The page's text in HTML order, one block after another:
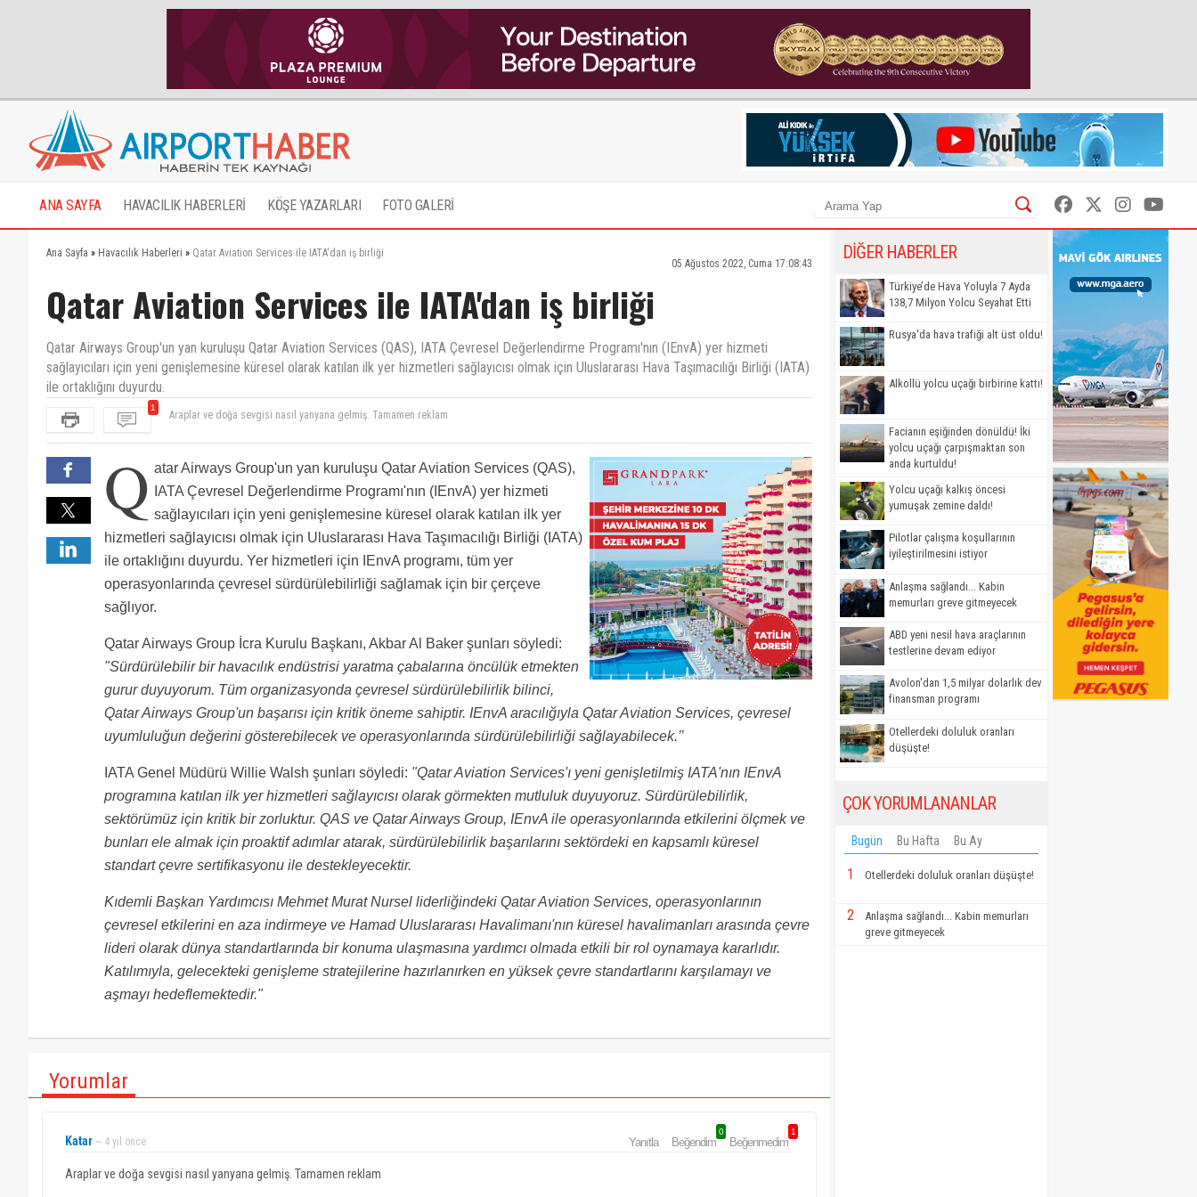
ANA SAYFA HAVACILIK HABERLERİ KÖŞE YAZARLARI FOTO GALERİ
Ana Sayfa » Havacılık Haberleri » Qatar Aviation Services ile IATA'dan iş birliği
05 Ağustos 2022, Cuma 17:08:43
Qatar Aviation Services ile IATA'dan iş birliği
Qatar Airways Group'un yan kuruluşu Qatar Aviation Services (QAS), IATA Çevresel Değerlendirme Programı'nın (IEnvA) yer hizmeti
sağlayıcıları için yeni genişlemesine küresel olarak katılan ilk yer hizmetleri sağlayıcısı olmak için Uluslararası Hava Taşımacılığı Birliği (IATA)
ile ortaklığını duyurdu.
1
Araplar ve doğa sevgisi nasıl yanyana gelmiş. Tamamen reklam
Q atar Airways Group'un yan kuruluşu Qatar Aviation Services (QAS),
IATA Çevresel Değerlendirme Programı'nın (IEnvA) yer hizmeti
sağlayıcıları için yeni genişlemesine küresel olarak katılan ilk yer
hizmetleri sağlayıcısı olmak için Uluslararası Hava Taşımacılığı Birliği (IATA)
ile ortaklığını duyurdu. Yer hizmetleri için IEnvA programı, tüm yer
operasyonlarında çevresel sürdürülebilirliği sağlamak için bir çerçeve
sağlıyor.
Qatar Airways Group İcra Kurulu Başkanı, Akbar Al Baker şunları söyledi:
"Sürdürülebilir bir havacılık endüstrisi yaratma çabalarına öncülük etmekten
gurur duyuyorum. Tüm organizasyonda çevresel sürdürülebilirlik bilinci,
Qatar Airways Group'un başarısı için kritik öneme sahiptir. IEnvA aracılığıyla Qatar Aviation Services, çevresel
uyumluluğun değerini gösterebilecek ve operasyonlarında sürdürülebilirliği sağlayabilecek.’’
IATA Genel Müdürü Willie Walsh şunları söyledi: "Qatar Aviation Services'ı yeni genişletilmiş IATA'nın IEnvA
programına katılan ilk yer hizmetleri sağlayıcısı olarak görmekten mutluluk duyuyoruz. Sürdürülebilirlik,
sektörümüz için kritik bir zorluktur. QAS ve Qatar Airways Group, IEnvA ile operasyonlarında etkilerini ölçmek ve
bunları ele almak için proaktif adımlar atarak, sürdürülebilirlik başarılarını sektördeki en kapsamlı küresel
standart çevre sertifikasyonu ile destekleyecektir.
Kıdemli Başkan Yardımcısı Mehmet Murat Nursel liderliğindeki Qatar Aviation Services, operasyonlarının
çevresel etkilerini en aza indirmeye ve Hamad Uluslararası Havalimanı'nın küresel havalimanları arasında çevre
lideri olarak dünya standartlarında bir konuma ulaşmasına yardımcı olmada etkili bir rol oynamaya kararlıdır.
Katılımıyla, gelecekteki genişleme stratejilerine hazırlanırken en yüksek çevre standartlarını karşılamayı ve
aşmayı hedeflemektedir."
Yorumlar
Katar ~ 4 yıl önce Yanıtla Beğendim
0
Beğenmedim
1
Araplar ve doğa sevgisi nasıl yanyana gelmiş. Tamamen reklam
DİĞER HABERLER
Türkiye’de Hava Yoluyla 7 Ayda
138,7 Milyon Yolcu Seyahat Etti
Rusya'da hava trafiği alt üst oldu!
Alkollü yolcu uçağı birbirine kattı!
Facianın eşiğinden dönüldü! İki
yolcu uçağı çarpışmaktan son
anda kurtuldu!
Yolcu uçağı kalkış öncesi
yumuşak zemine daldı!
Pilotlar çalışma koşullarının
iyileştirilmesini istiyor
Anlaşma sağlandı... Kabin
memurları greve gitmeyecek
ABD yeni nesil hava araçlarının
testlerine devam ediyor
Avolon'dan 1,5 milyar dolarlık dev
finansman programı
Otellerdeki doluluk oranları
düşüşte!
ÇOK YORUMLANANLAR
Bugün Bu Hafta Bu Ay
1 Otellerdeki doluluk oranları düşüşte!
2
Anlaşma sağlandı... Kabin memurları
greve gitmeyecek